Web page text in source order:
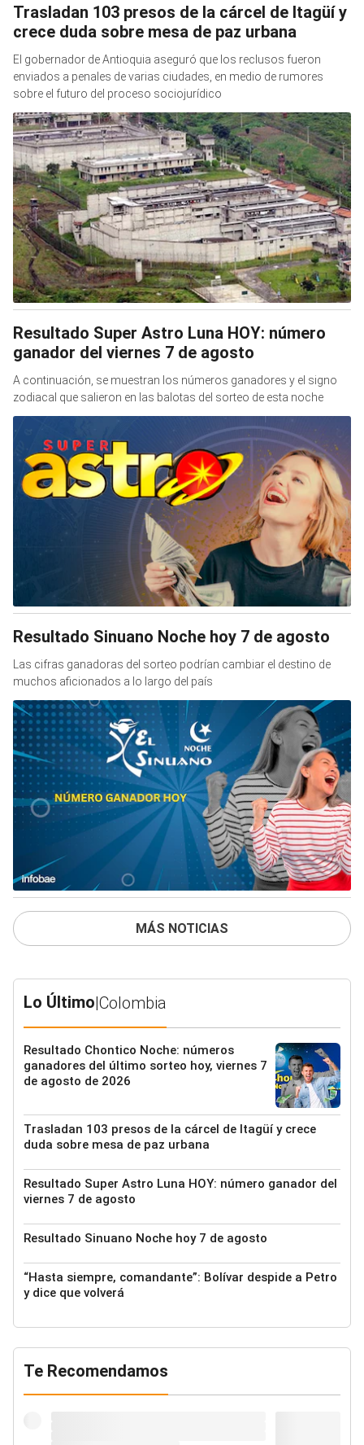
Trasladan 103 presos de la cárcel de Itagüí y
crece duda sobre mesa de paz urbana
El gobernador de Antioquia aseguró que los reclusos fueron
enviados a penales de varias ciudades, en medio de rumores
sobre el futuro del proceso sociojurídico
Resultado Super Astro Luna HOY: número
ganador del viernes 7 de agosto
A continuación, se muestran los números ganadores y el signo
zodiacal que salieron en las balotas del sorteo de esta noche
Resultado Sinuano Noche hoy 7 de agosto
Las cifras ganadoras del sorteo podrían cambiar el destino de
muchos aficionados a lo largo del país
MÁS NOTICIAS
Lo Último|Colombia
Resultado Chontico Noche: números
ganadores del último sorteo hoy, viernes 7
de agosto de 2026
Trasladan 103 presos de la cárcel de Itagüí y crece
duda sobre mesa de paz urbana
Resultado Super Astro Luna HOY: número ganador del
viernes 7 de agosto
Resultado Sinuano Noche hoy 7 de agosto
“Hasta siempre, comandante”: Bolívar despide a Petro
y dice que volverá
Te Recomendamos